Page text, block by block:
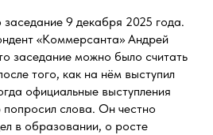
9 декабря 2025 года.
«Коммерсанта» Андрей
заседание можно было считать
того, как на нём выступил
официальные выступления
попросил слова. Он честно
в образовании, о росте